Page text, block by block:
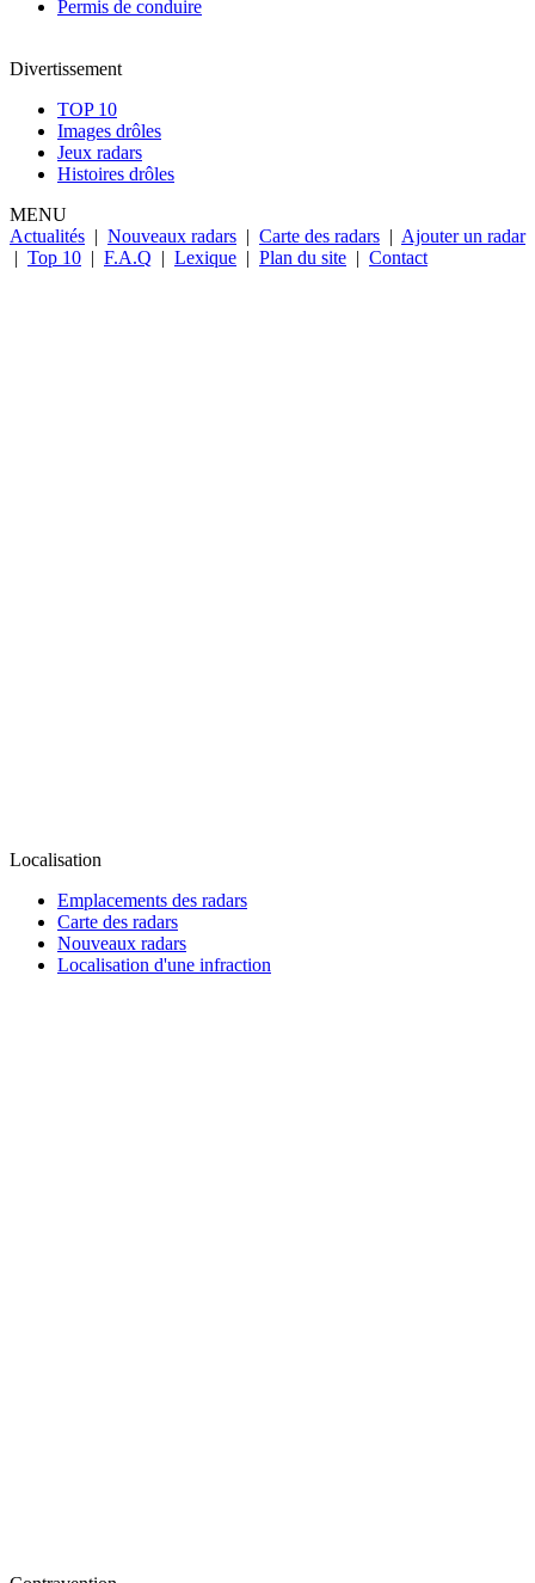
Permis de conduire
Divertissement
TOP 10
Images drôles
Jeux radars
Histoires drôles
MENU
Actualités | Nouveaux radars | Carte des radars | Ajouter un radar
| Top 10 | F.A.Q | Lexique | Plan du site | Contact
Localisation
Emplacements des radars
Carte des radars
Nouveaux radars
Localisation d'une infraction